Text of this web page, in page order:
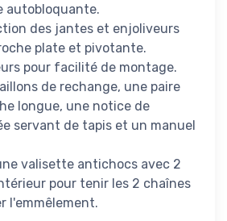
autobloquante.
des jantes et enjoliveurs
plate et pivotante.
pour facilité de montage.
de rechange, une paire
longue, une notice de
servant de tapis et un manuel
valisette antichocs avec 2
pour tenir les 2 chaînes
l'emmêlement.